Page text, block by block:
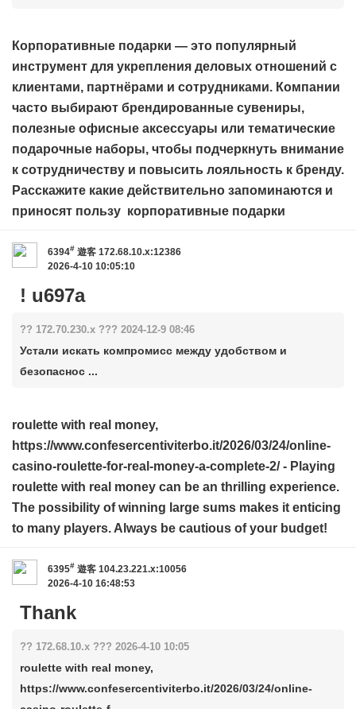
Корпоративные подарки — это популярный
инструмент для укрепления деловых отношений с
клиентами, партнёрами и сотрудниками. Компании
часто выбирают брендированные сувениры,
полезные офисные аксессуары или тематические
подарочные наборы, чтобы подчеркнуть внимание
к сотрудничеству и повысить лояльность к бренду.
Расскажите какие действительно запоминаются и
приносят пользу корпоративные подарки
6394# 遊客 172.68.10.x:12386
2026-4-10 10:05:10
! u697a
?? 172.70.230.x ??? 2024-12-9 08:46
Устали искать компромисс между удобством и
безопаснос ...
roulette with real money,
https://www.confesercentiviterbo.it/2026/03/24/online-
casino-roulette-for-real-money-a-complete-2/- Playing
roulette with real money can be an thrilling experience.
The possibility of winning large sums makes it enticing
to many players. Always be cautious of your budget!
6395# 遊客 104.23.221.x:10056
2026-4-10 16:48:53
Thank
?? 172.68.10.x ??? 2026-4-10 10:05
roulette with real money,
https://www.confesercentiviterbo.it/2026/03/24/online-